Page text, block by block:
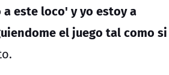
este loco' y yo estoy a
el juego tal como si